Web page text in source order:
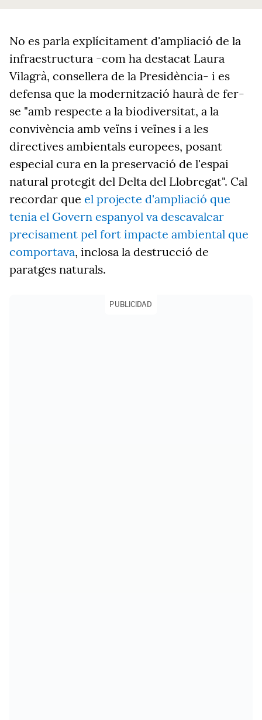
No es parla explícitament d'ampliació de la
infraestructura -com ha destacat Laura
Vilagrà, consellera de la Presidència- i es
defensa que la modernització haurà de fer-
se "amb respecte a la biodiversitat, a la
convivència amb veïns i veïnes i a les
directives ambientals europees, posant
especial cura en la preservació de l'espai
natural protegit del Delta del Llobregat". Cal
recordar que el projecte d'ampliació que
tenia el Govern espanyol va descavalcar
precisament pel fort impacte ambiental que
comportava, inclosa la destrucció de
paratges naturals.
PUBLICIDAD